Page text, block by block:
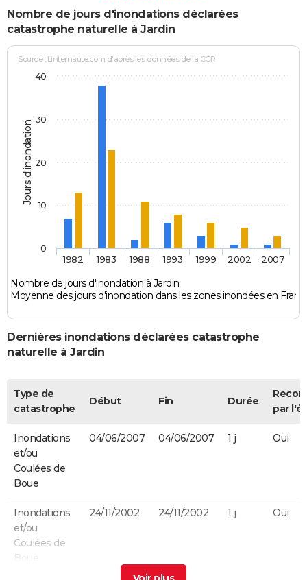
Nombre de jours d'inondations déclarées
catastrophe naturelle à Jardin
Jours d'inondation
Source : Linternaute.com d'après les données de la CCR
Nombre de jours d'inondation à Jardin
Moyenne des jours d'inondation dans les zones inondées en
1982 1983 1988 1993 1999 2002 2007
0
10
20
30
40
Dernières inondations déclarées catastrophe
naturelle à Jardin
Type de
catastrophe
Début Fin Durée
par
Inondations
et/ou
Coulées de
Boue
04/06/2007 04/06/2007 1 j Oui
Inondations
et/ou
Coulées de
Boue
24/11/2002 24/11/2002 1 j Oui